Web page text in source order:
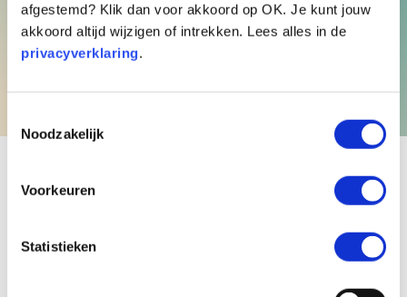
afgestemd? Klik dan voor akkoord op OK. Je kunt jouw
akkoord altijd wijzigen of intrekken. Lees alles in de
privacyverklaring.
Noodzakelijk
Voorkeuren
Statistieken
in diverse disciplines die het leuk vinden om
onze klanten te helpen. Ons kantoor staat
Vacatures
beschikbaar. Houd deze website in de gaten